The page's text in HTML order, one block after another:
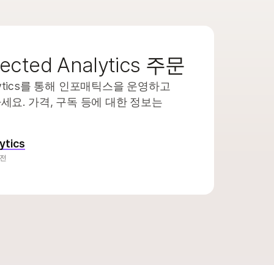
Analytics 주문
를 통해 인포매틱스을 운영하고
요. 가격, 구독 등에 대한 정보는